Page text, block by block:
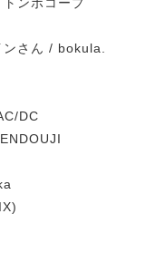
さん / bokula.
DC